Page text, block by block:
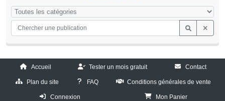
Accueil Tester un mois gratuit Contact
Plan du site FAQ Conditions générales de vente
Connexion Mon Panier